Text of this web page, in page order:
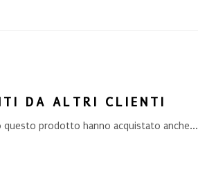
DA ALTRI CLIENTI
questo prodotto hanno acquistato anche...